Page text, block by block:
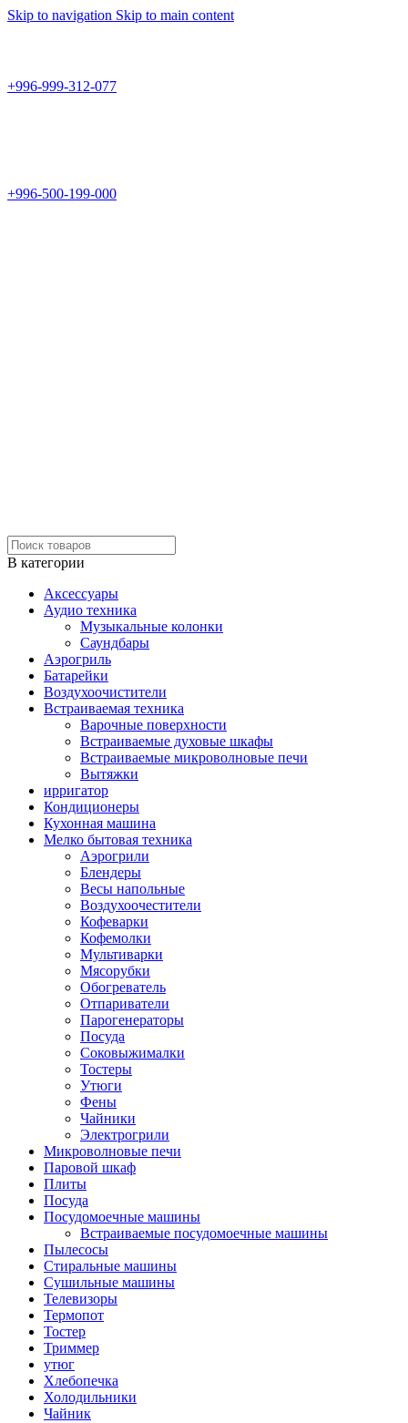
Skip to navigation Skip to main content
+996-999-312-077
+996-500-199-000
В категории
Аксессуары
Аудио техника
Музыкальные колонки
Саундбары
Аэрогриль
Батарейки
Воздухоочистители
Встраиваемая техника
Варочные поверхности
Встраиваемые духовые шкафы
Встраиваемые микроволновые печи
Вытяжки
ирригатор
Кондиционеры
Кухонная машина
Мелко бытовая техника
Аэрогрили
Блендеры
Весы напольные
Воздухоочестители
Кофеварки
Кофемолки
Мультиварки
Мясорубки
Обогреватель
Отпариватели
Парогенераторы
Посуда
Соковыжималки
Тостеры
Утюги
Фены
Чайники
Электрогрили
Микроволновые печи
Паровой шкаф
Плиты
Посуда
Посудомоечные машины
Встраиваемые посудомоечные машины
Пылесосы
Стиральные машины
Сушильные машины
Телевизоры
Термопот
Тостер
Триммер
утюг
Хлебопечка
Холодильники
Чайник